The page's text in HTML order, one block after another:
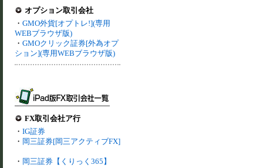
オプション取引会社
・ GMO外貨[オプトレ!](専用
WEBブラウザ版)
・ GMOクリック証券[外為オプ
ション](専用WEBブラウザ版)
FX取引会社ア行
・ IG証券
・ 岡三証券[岡三アクティブFX]
・ 岡三証券【くりっく365】